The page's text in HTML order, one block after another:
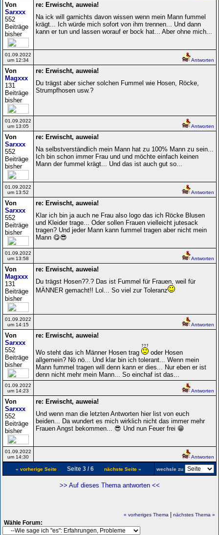
Von
Sarxxx
552
Beiträge
bisher
re: Erwischt, auweia!
Na ick will garnichts davon wissen wenn mein Mann fummel
krägt... Ich würde mich sofort von ihm trennen... Und dann
kann er tun und lassen worauf er bock hat... Aber ohne mich...
01.09.2022
um 12:34
Antworten
Von
Magxxx
131
Beiträge
bisher
re: Erwischt, auweia!
Du trägst aber sicher solchen Fummel wie Hosen, Röcke,
Strumpfhosen usw.?
01.09.2022
um 13:05
Antworten
Von
Sarxxx
552
Beiträge
bisher
re: Erwischt, auweia!
Na selbstverständlich mein Mann hat zu 100% Mann zu sein...
Ich bin schon immer Frau und und möchte einfach keinen
Mann der fummel krägt... Und das ist auch gut so...
01.09.2022
um 13:52
Antworten
Von
Sarxxx
552
Beiträge
bisher
re: Erwischt, auweia!
Klar ich bin ja auch ne Frau also logo das ich Röcke Blusen
und Kleider trage... Oder sollen Frauen vielleicht jutesack
tragen? Und jeder Mann kann fummel tragen aber nicht mein
Mann 😋😎
01.09.2022
um 13:58
Antworten
Von
Magxxx
131
Beiträge
bisher
re: Erwischt, auweia!
Du trägst Hosen??.? Das ist Fummel für Frauen, weil für
MÄNNER gemacht!! Lol... So viel zur Toleranz
01.09.2022
um 14:15
Antworten
Von
Sarxxx
552
Beiträge
bisher
re: Erwischt, auweia!
Wo steht das ich Männer Hosen trag
oder Hosen
allgemein? Nö nö... Und klar bin ich tolerant... Wenn mein
Mann fummel tragen will denn kann er dies... Nur eben er ist
denn nicht mehr mein Mann... So einchaf ist das...
01.09.2022
um 14:23
Antworten
Von
Sarxxx
552
Beiträge
bisher
re: Erwischt, auweia!
Und wenn man die letzten Antworten hier list von euch
beiden... Da wundert es mich wirklich nicht das immer mehr
Frauen Angst bekommen... 😎 Und nun Feuer frei 😁
01.09.2022
um 14:30
Antworten
« vorherige Seite Seite 3 / 6 nächste Seite » wechsle zu
>> Auf dieses Thema antworten <<
« vorheriges Thema nächstes Thema »
Wähle Forum: